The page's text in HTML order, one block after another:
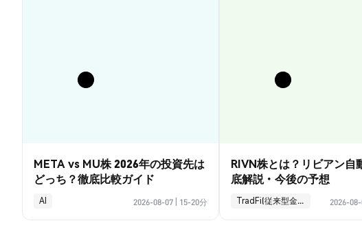
META vs MU株 2026年の投資先は
どっち？徹底比較ガイド
AI 2026-08-07 15-20分
RIVN株とは？リビアン自
底解説・今後の予想
TradFi(従来型金融) 2026-